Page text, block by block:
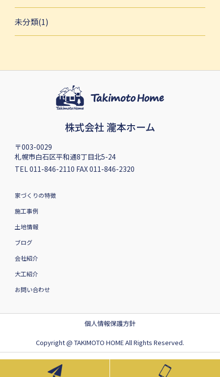
未分類(1)
株式会社 瀧本ホーム
〒003-0029
札幌市白石区平和通8丁目北5-24
TEL 011-846-2110 FAX 011-846-2320
家づくりの特徴
施工事例
土地情報
ブログ
会社紹介
大工紹介
お問い合わせ
個人情報保護方針
Copyright @ TAKIMOTO HOME All Rights Reserved.